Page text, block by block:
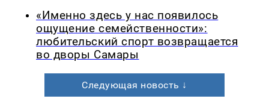
«Именно здесь у нас появилось
ощущение семейственности»:
любительский спорт возвращается
во дворы Самары
Следующая новость ↓